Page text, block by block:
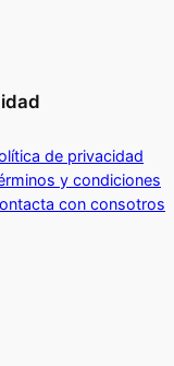
de privacidad
y condiciones
con consotros